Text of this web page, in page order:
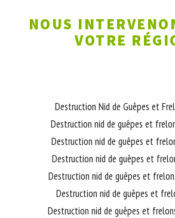
NOUS
VOTRE
Destruction Nid de Guêpes et
Destruction nid de guêpes et
Destruction nid de guêpes et
Destruction nid de guêpes et
Destruction nid de guêpes et
Destruction nid de guêpes et
Destruction nid de guêpes et